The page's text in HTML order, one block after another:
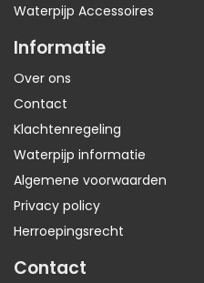
Waterpijp Accessoires
Informatie
Over ons
Contact
Klachtenregeling
Waterpijp informatie
Algemene voorwaarden
Privacy policy
Herroepingsrecht
Contact